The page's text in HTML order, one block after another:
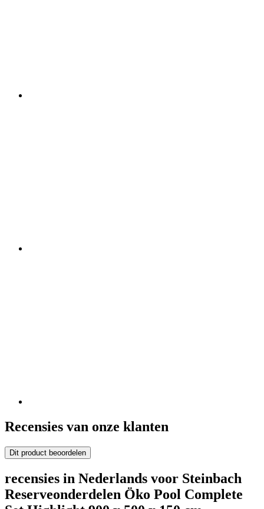
Recensies van onze klanten
Dit product beoordelen
recensies in Nederlands voor Steinbach
Reserveonderdelen Öko Pool Complete